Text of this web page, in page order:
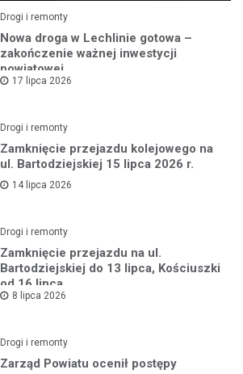
Drogi i remonty
Nowa droga w Lechlinie gotowa –
zakończenie ważnej inwestycji
powiatowej
17 lipca 2026
Drogi i remonty
Zamknięcie przejazdu kolejowego na
ul. Bartodziejskiej 15 lipca 2026 r.
14 lipca 2026
Drogi i remonty
Zamknięcie przejazdu na ul.
Bartodziejskiej do 13 lipca, Kościuszki
od 16 lipca
8 lipca 2026
Drogi i remonty
Zarząd Powiatu ocenił postępy